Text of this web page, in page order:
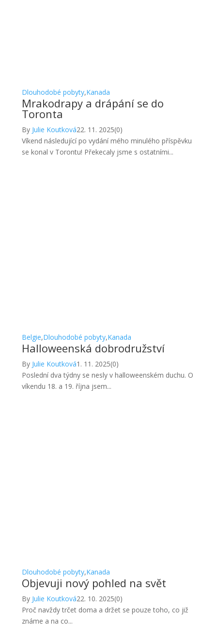
Dlouhodobé pobyty,Kanada
Mrakodrapy a drápání se do
Toronta
By Julie Koutková22. 11. 2025(0)
Víkend následující po vydání mého minulého příspěvku
se konal v Torontu! Překecaly jsme s ostatními...
Belgie,Dlouhodobé pobyty,Kanada
Halloweenská dobrodružství
By Julie Koutková1. 11. 2025(0)
Poslední dva týdny se nesly v halloweenském duchu. O
víkendu 18. a 19. října jsem...
Dlouhodobé pobyty,Kanada
Objevuji nový pohled na svět
By Julie Koutková22. 10. 2025(0)
Proč navždy trčet doma a držet se pouze toho, co již
známe a na co...